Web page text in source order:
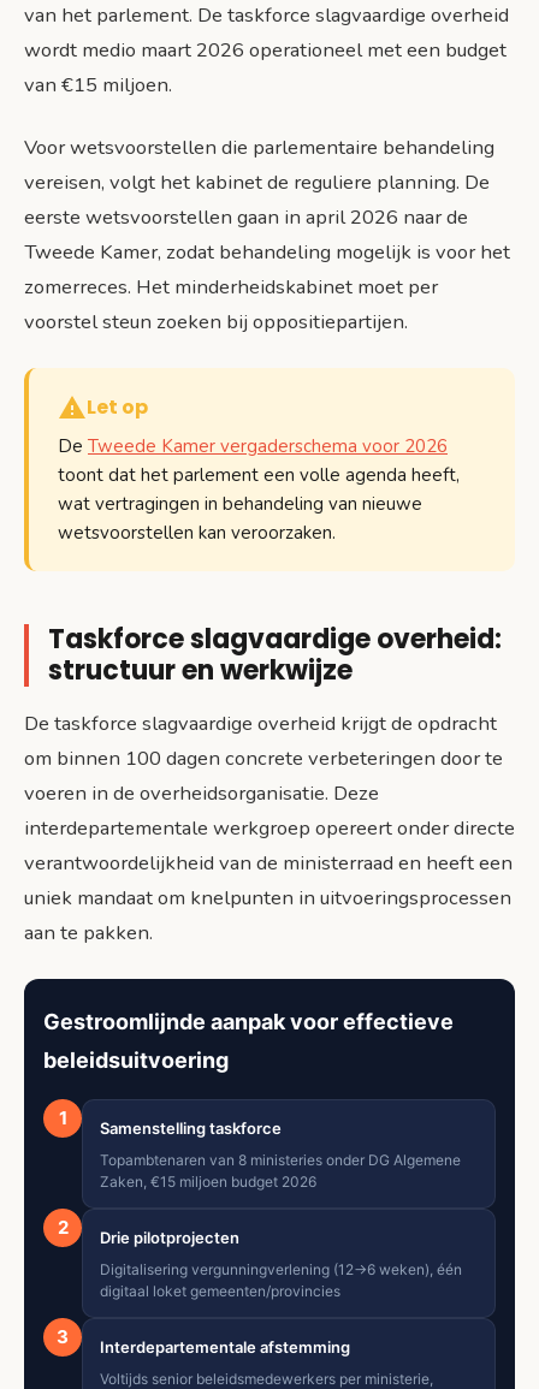
van het parlement. De taskforce slagvaardige overheid
wordt medio maart 2026 operationeel met een budget
van €15 miljoen.
Voor wetsvoorstellen die parlementaire behandeling
vereisen, volgt het kabinet de reguliere planning. De
eerste wetsvoorstellen gaan in april 2026 naar de
Tweede Kamer, zodat behandeling mogelijk is voor het
zomerreces. Het minderheidskabinet moet per
voorstel steun zoeken bij oppositiepartijen.
Let op
De Tweede Kamer vergaderschema voor 2026
toont dat het parlement een volle agenda heeft,
wat vertragingen in behandeling van nieuwe
wetsvoorstellen kan veroorzaken.
Taskforce slagvaardige overheid:
structuur en werkwijze
De taskforce slagvaardige overheid krijgt de opdracht
om binnen 100 dagen concrete verbeteringen door te
voeren in de overheidsorganisatie. Deze
interdepartementale werkgroep opereert onder directe
verantwoordelijkheid van de ministerraad en heeft een
uniek mandaat om knelpunten in uitvoeringsprocessen
aan te pakken.
Gestroomlijnde aanpak voor effectieve
beleidsuitvoering
1 Samenstelling taskforce
Topambtenaren van 8 ministeries onder DG Algemene
Zaken, €15 miljoen budget 2026
2 Drie pilotprojecten
Digitalisering vergunningverlening (12→6 weken), één
digitaal loket gemeenten/provincies
3 Interdepartementale afstemming
Voltijds senior beleidsmedewerkers per ministerie,